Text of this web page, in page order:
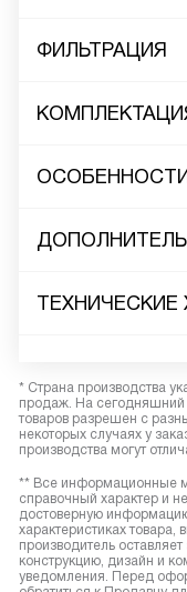
ФИЛЬТРАЦИЯ
ОСОБЕННОСТИ
ТЕХНИЧЕСКИЕ
* Страна производства
продаж. На сегодняшний
товаров разрешен с
некоторых случаях у
производства могут
** Все информационные
справочный характер и
достоверную
характеристиках
производитель
конструкцию, дизайн и
уведомления. Перед